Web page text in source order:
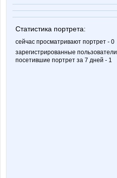
Статистика портрета:
сейчас просматривают портрет - 0
зарегистрированные пользователи
посетившие портрет за 7 дней - 1